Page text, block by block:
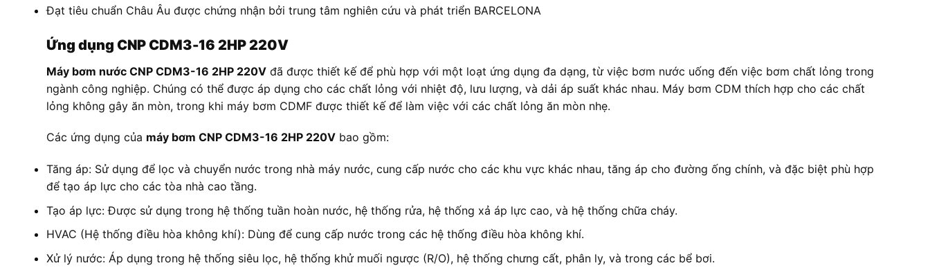
Đạt tiêu chuẩn Châu Âu được chứng nhận bởi trung tâm nghiên cứu và phát triển BARCELONA
Ứng dụng CNP CDM3-16 2HP 220V
Máy bơm nước CNP CDM3-16 2HP 220V đã được thiết kế để phù hợp với một loạt ứng dụng đa dạng, từ việc bơm nước uống đến việc bơm chất lỏng trong
ngành công nghiệp. Chúng có thể được áp dụng cho các chất lỏng với nhiệt độ, lưu lượng, và dải áp suất khác nhau. Máy bơm CDM thích hợp cho các chất
lỏng không gây ăn mòn, trong khi máy bơm CDMF được thiết kế để làm việc với các chất lỏng ăn mòn nhẹ.
Các ứng dụng của máy bơm CNP CDM3-16 2HP 220V bao gồm:
Tăng áp: Sử dụng để lọc và chuyển nước trong nhà máy nước, cung cấp nước cho các khu vực khác nhau, tăng áp cho đường ống chính, và đặc biệt phù hợp
để tạo áp lực cho các tòa nhà cao tầng.
Tạo áp lực: Được sử dụng trong hệ thống tuần hoàn nước, hệ thống rửa, hệ thống xả áp lực cao, và hệ thống chữa cháy.
HVAC (Hệ thống điều hòa không khí): Dùng để cung cấp nước trong các hệ thống điều hòa không khí.
Xử lý nước: Áp dụng trong hệ thống siêu lọc, hệ thống khử muối ngược (R/O), hệ thống chưng cất, phân ly, và trong các bể bơi.